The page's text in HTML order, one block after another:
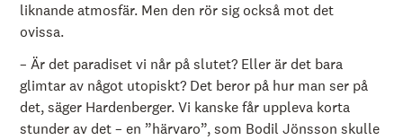
liknande atmosfär. Men den rör sig också mot det
ovissa.
– Är det paradiset vi når på slutet? Eller är det bara
glimtar av något utopiskt? Det beror på hur man ser på
det, säger Hardenberger. Vi kanske får uppleva korta
stunder av det – en ”härvaro”, som Bodil Jönsson skulle